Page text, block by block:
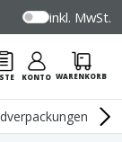
inkl. MwSt.
KONTO WARENKORB